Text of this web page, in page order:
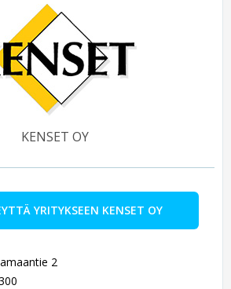
KENSET OY
YRITYKSEEN KENSET OY
2